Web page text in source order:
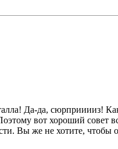
Да-да, сюрприиииз!
вот хороший совет
Вы же не хотите, чтобы